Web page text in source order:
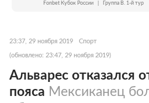
Fonbet Кубок России Группа B. 1-й тур
23:37, 29 ноября 2019 Спорт
(обновлено: 23:47, 29 ноября 2019)
Альварес отказался
пояса Мексиканец